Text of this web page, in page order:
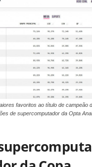
favoritos ao título de campeão
de supercomputador da Opta